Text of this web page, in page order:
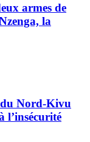
armes de
la
du Nord-Kivu
l’insécurité